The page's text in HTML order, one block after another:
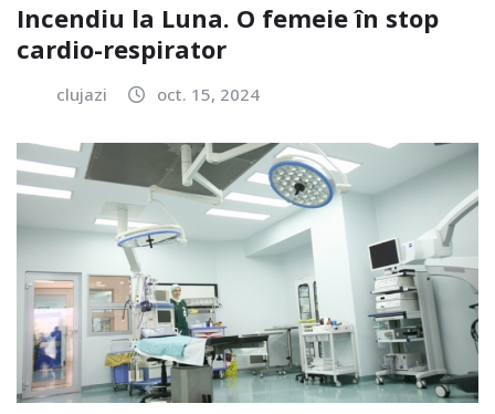
Incendiu la Luna. O femeie în stop
cardio-respirator
clujazi oct. 15, 2024